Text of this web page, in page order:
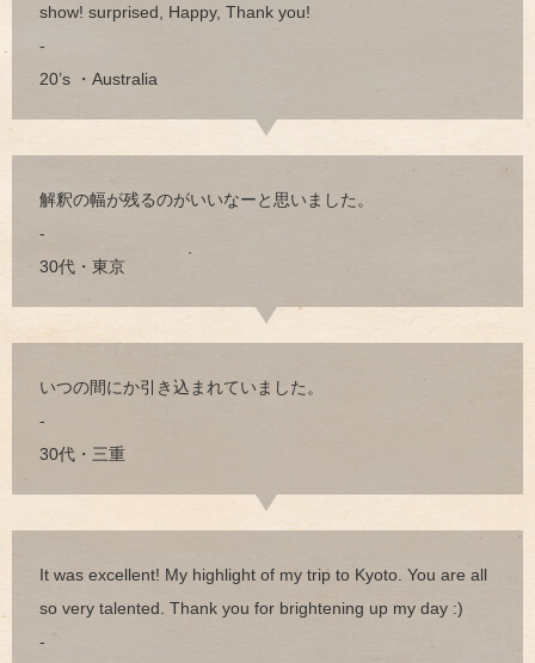
show! surprised, Happy, Thank you!
-
20’s ・Australia
解釈の幅が残るのがいいなーと思いました。
-
30代・東京
いつの間にか引き込まれていました。
-
30代・三重
It was excellent! My highlight of my trip to Kyoto. You are all
so very talented. Thank you for brightening up my day :)
-